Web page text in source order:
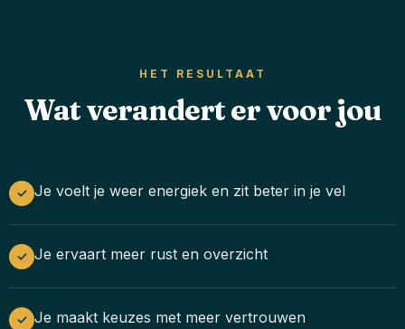
HET RESULTAAT
Wat verandert er voor jou
✓ Je voelt je weer energiek en zit beter in je vel
✓ Je ervaart meer rust en overzicht
✓ Je maakt keuzes met meer vertrouwen